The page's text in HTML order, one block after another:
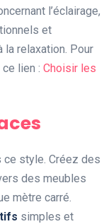
l’éclairage,
et
la relaxation. Pour
lien : Choisir les
style. Créez des
des meubles
mètre carré.
simples et